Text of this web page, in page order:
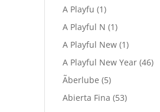
A Playfu (1)
A Playful N (1)
A Playful New (1)
A Playful New Year (46)
Ãberlube (5)
Abierta Fina (53)